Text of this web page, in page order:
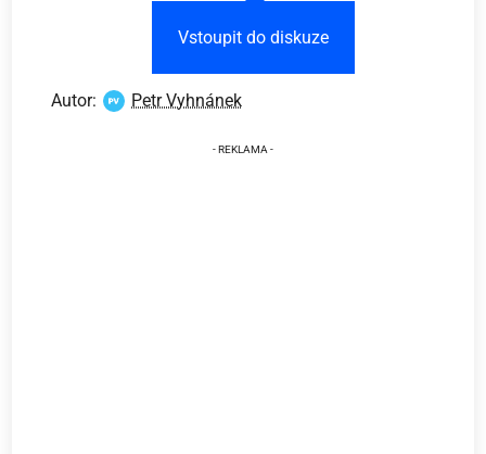
Vstoupit do diskuze
Autor: Petr Vyhnánek